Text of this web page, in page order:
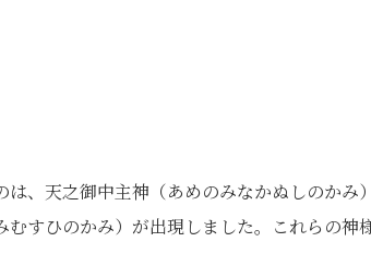
、天之御中主神（あめのみなかぬしのかみ
すひのかみ）が出現しました。これらの神